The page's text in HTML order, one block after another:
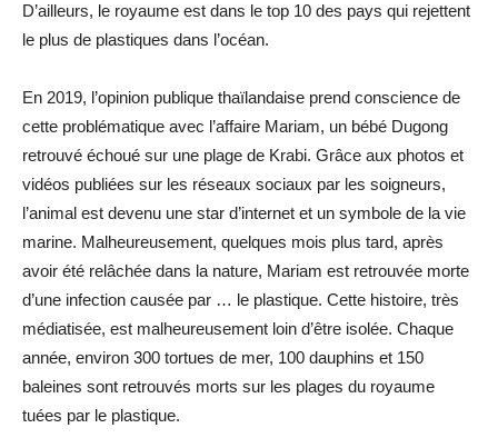
D’ailleurs, le royaume est dans le top 10 des pays qui rejettent
le plus de plastiques dans l’océan.
En 2019, l’opinion publique thaïlandaise prend conscience de
cette problématique avec l’affaire Mariam, un bébé Dugong
retrouvé échoué sur une plage de Krabi. Grâce aux photos et
vidéos publiées sur les réseaux sociaux par les soigneurs,
l’animal est devenu une star d’internet et un symbole de la vie
marine. Malheureusement, quelques mois plus tard, après
avoir été relâchée dans la nature, Mariam est retrouvée morte
d’une infection causée par … le plastique. Cette histoire, très
médiatisée, est malheureusement loin d’être isolée. Chaque
année, environ 300 tortues de mer, 100 dauphins et 150
baleines sont retrouvés morts sur les plages du royaume
tuées par le plastique.